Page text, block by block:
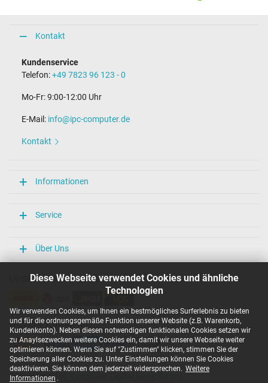
Diese Webseite verwendet Cookies und ähnliche
Technologien
Wir verwenden Cookies, um Ihnen ein bestmögliches Surferlebnis zu bieten
und für die ordnungsgemäße Funktion unserer Website (z.B. Warenkorb,
Kundenkonto). Neben diesen notwendigen funktionalen Cookies setzen wir
zu Anaylsezwecken weitere Cookies ein, damit wir unsere Webseite weiter
optimieren können. Wenn Sie auf "Zustimmen" klicken, stimmen Sie der
Speicherung aller Cookies zu. Unter Einstellungen können Sie Cookies
deaktivieren. Sie können dem jederzeit widersprechen. Weitere
Informationen .
Kontakt
Kundenservice
Telefon:+49 7823 96 123 - 0
Mo-Fr: 9:00-12:00 Uhr
E-Mail: info@ipc-computer.de
Kontakt
Informationen
Service
Über Uns
Unsere Versandarten
Unsere Zahlarten
Copyright ©